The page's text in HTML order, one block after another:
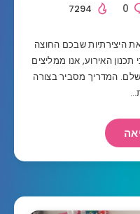
0
היצירתיות שבכם החוצה
האירוע, אנו ממליצים
המדריך מסביר בצורה